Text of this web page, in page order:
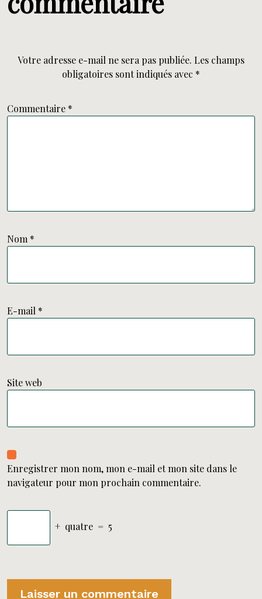
Votre adresse e-mail ne sera pas publiée. Les champs
obligatoires sont indiqués avec *
Commentaire *
Nom *
E-mail *
Site web
Enregistrer mon nom, mon e-mail et mon site dans le
navigateur pour mon prochain commentaire.
+ quatre = 5